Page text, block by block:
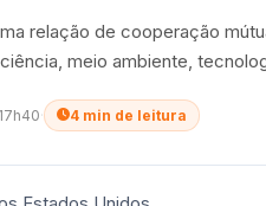
relação de cooperação
meio ambiente,
· 4 min de leitura